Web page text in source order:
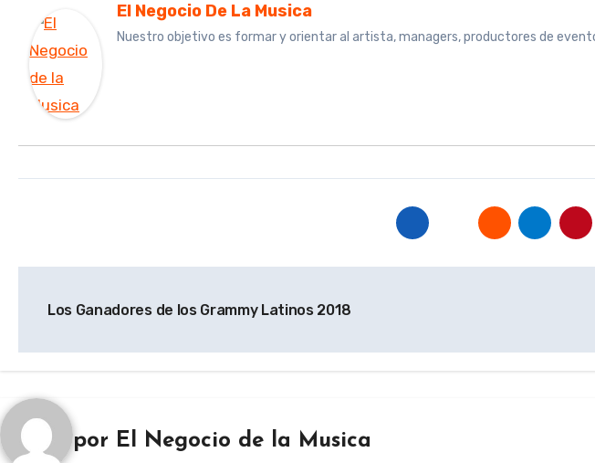
El Negocio De La Musica
Nuestro objetivo es formar y orientar al artista, managers, productores de
de
entradas
Los Ganadores de los Grammy Latinos 2018
por El Negocio de la Musica